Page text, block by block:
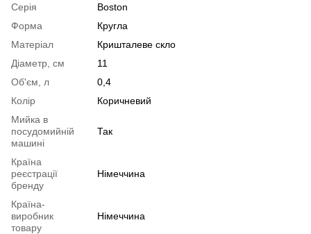
Серія
Boston
Форма
Кругла
Матеріал
Кришталеве скло
Діаметр, см
11
Об'єм, л
0,4
Колір
Коричневий
Мийка в
посудомийній
машині
Так
Країна
реєстрації
бренду
Німеччина
Країна-
виробник
товару
Німеччина